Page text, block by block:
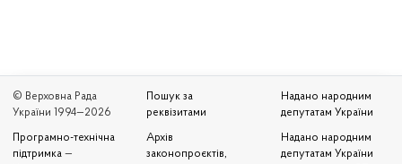
© Верховна Рада
України 1994—2026
Програмно-технічна
підтримка —
Пошук за
реквізитами
Архів
законопроєктів,
Надано народним
депутатам України
Надано народним
депутатам України